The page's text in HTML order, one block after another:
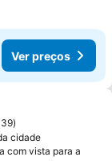
Ver preços
favoritos
cidade
com vista para a